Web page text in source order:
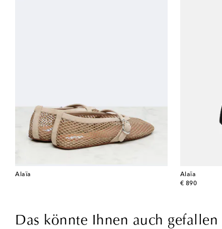
Alaïa
Alaïa
€ 890
original price
Das könnte Ihnen auch gefallen